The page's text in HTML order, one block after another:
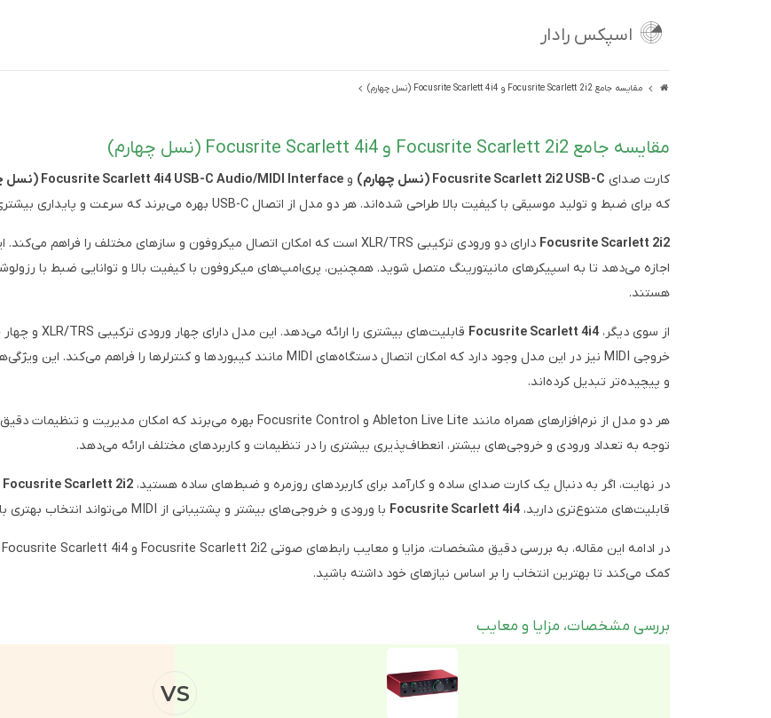
اسپکس رادار
مقایسه جامع Focusrite Scarlett 2i2 و Focusrite Scarlett 4i4 (نسل چهارم)
مقایسه جامع Focusrite Scarlett 2i2 و Focusrite Scarlett 4i4 (نسل چهارم)
کارت صدای Focusrite Scarlett 2i2 USB-C (نسل چهارم) و Focusrite Scarlett 4i4 USB-C Audio/MIDI Interface (نسل چهارم)
که برای ضبط و تولید موسیقی با کیفیت بالا طراحی شده‌اند. هر دو مدل از اتصال USB-C بهره می‌برند که سرعت و پایداری بیشتری را ارائه می‌دهد.
Focusrite Scarlett 2i2
هستند.
از سوی دیگر، Focusrite Scarlett 4i4
و پیچیده‌تر تبدیل کرده‌اند.
هر دو مدل از نرم‌افزارهای همراه مانند Ableton Live Lite و Focusrite Control بهره می‌برند که امکان مدیریت و تنظیمات دقیق‌تر را فراهم می‌کنند. همچنین،
توجه به تعداد ورودی و خروجی‌های بیشتر، انعطاف‌پذیری بیشتری را در تنظیمات و کاربردهای مختلف ارائه می‌دهد.
در نهایت، اگر به دنبال یک کارت صدای ساده و کارآمد برای کاربردهای روزمره و ضبط‌های ساده هستید، Focusrite Scarlett 2i2
قابلیت‌های متنوع‌تری دارید، Focusrite Scarlett 4i4 با ورودی و خروجی‌های بیشتر و پشتیبانی از MIDI می‌تواند انتخاب بهتری باشد.
کمک می‌کند تا بهترین انتخاب را بر اساس نیازهای خود داشته باشید.
بررسی مشخصات، مزایا و معایب
VS